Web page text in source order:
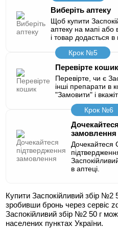
Виберіть аптеку
Щоб купити
аптеку на мапі або
і товар додасться в
Крок №5
Перевірте кошик
Перевірте, чи є
інші препарати в
"Замовити" і
Крок №6
замовлення
Дочекайтеся
в аптеці.
Купити Заспокійливий збір №2
зробивши бронь через сервіс
Заспокійливий збір №2 50 г
населених пунктах України.